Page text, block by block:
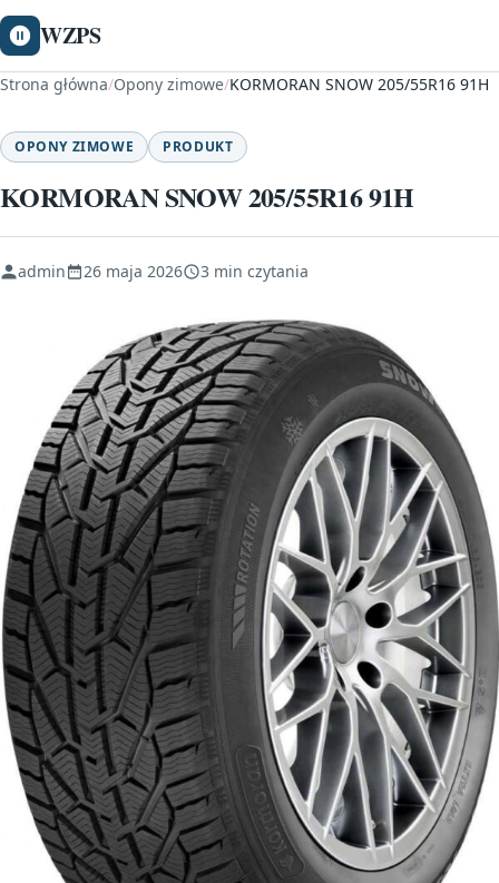
WZPS
Strona główna/Opony zimowe/KORMORAN SNOW 205/55R16 91H
OPONY ZIMOWE PRODUKT
KORMORAN SNOW 205/55R16 91H
admin 26 maja 2026 3 min czytania